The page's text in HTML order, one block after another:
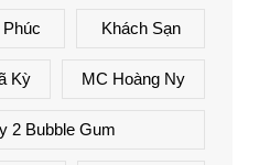
Phúc Khách Sạn
Kỳ MC Hoàng Ny
2 Bubble Gum